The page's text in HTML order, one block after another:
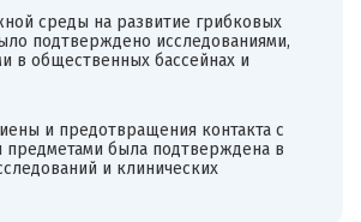
среды на развитие грибковых
подтверждено исследованиями,
в общественных бассейнах и
и предотвращения контакта с
была подтверждена в
и клинических